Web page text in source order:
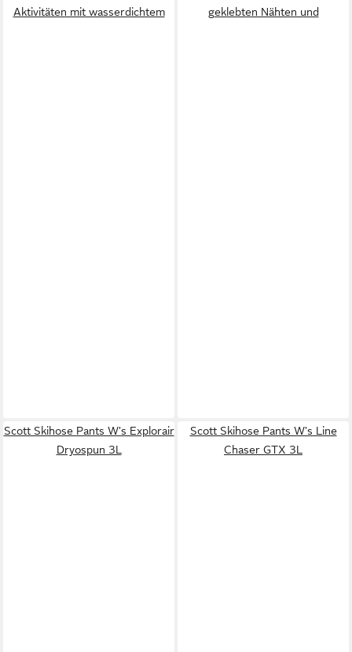
Aktivitäten mit wasserdichtem
geklebten Nähten und
Scott Skihose Pants W's Explorair
Dryospun 3L
Scott Skihose Pants W's Line
Chaser GTX 3L